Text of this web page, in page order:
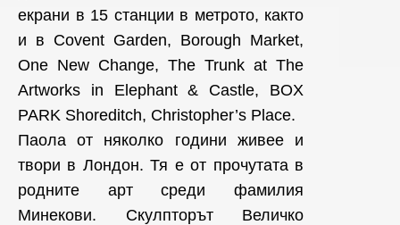
екрани в 15 станции в метрото, както
и в Covent Garden, Borough Market,
One New Change, The Trunk at The
Artworks in Elephant & Castle, BOX
PARK Shoreditch, Christopher’s Place.
Паола от няколко години живее и
твори в Лондон. Тя е от прочутата в
родните арт среди фамилия
Минекови. Скулпторът Величко